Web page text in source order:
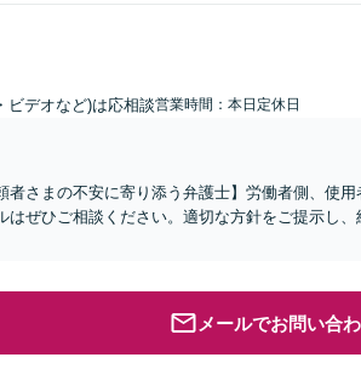
ビデオなど)は応相談営業時間：本日定休日
者さまの不安に寄り添う弁護士】労働者側、使
ぜひご相談ください。適切な方針をご提示し
メールでお問い合